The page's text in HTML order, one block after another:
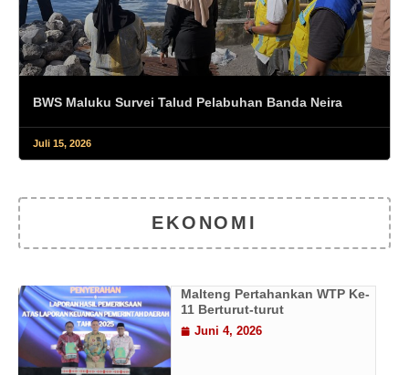
BWS Maluku Survei Talud Pelabuhan Banda Neira
Juli 15, 2026
EKONOMI
Malteng Pertahankan WTP Ke-
11 Berturut-turut
Juni 4, 2026